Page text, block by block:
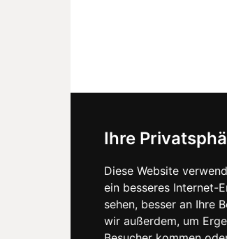
Ihre
Diese Website
ein besseres Internet-
sehen, besser an Ihre
wir außerdem, um